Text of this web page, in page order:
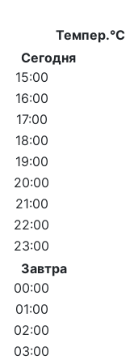
Темпер.°C
Сегодня
15:00
16:00
17:00
18:00
19:00
20:00
21:00
22:00
23:00
Завтра
00:00
01:00
02:00
03:00